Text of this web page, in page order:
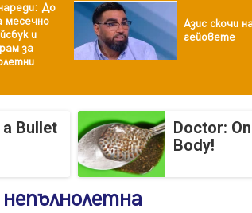
До
месечно
и
за
Азис скочи
гейовете
Bullet
Doctor:
Body!